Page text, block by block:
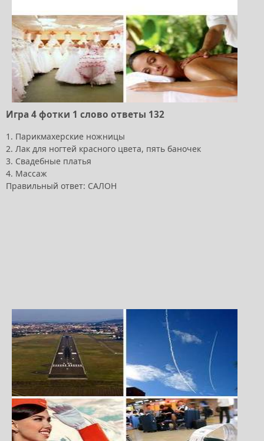
Игра 4 фотки 1 слово ответы 132
1. Парикмахерские ножницы
2. Лак для ногтей красного цвета, пять баночек
3. Свадебные платья
4. Массаж
Правильный ответ: САЛОН